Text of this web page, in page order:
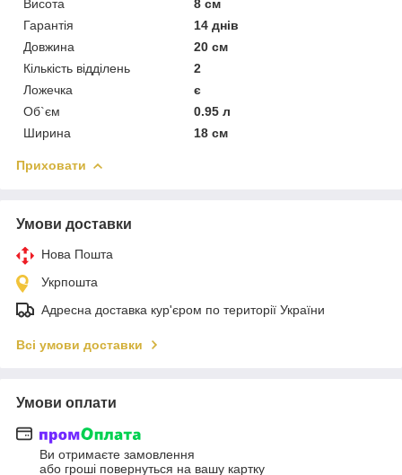
Висота
8 см
Гарантія
14 днів
Довжина
20 см
Кількість відділень
2
Ложечка
є
Об`єм
0.95 л
Ширина
18 см
Приховати
Умови доставки
Нова Пошта
Укрпошта
Адресна доставка кур'єром по території України
Всі умови доставки
Умови оплати
Ви отримаєте замовлення
або гроші повернуться на вашу картку